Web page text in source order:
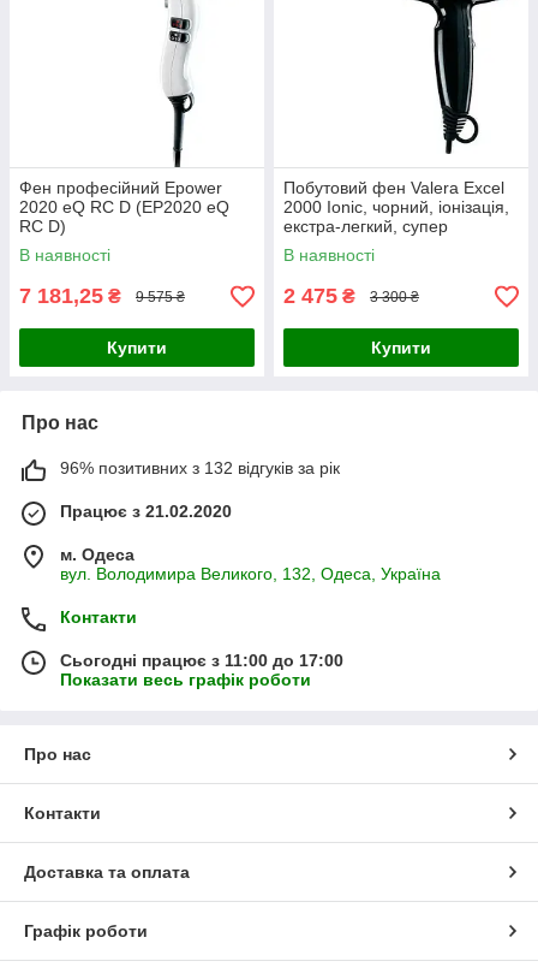
Фен професійний Epower
2020 eQ RC D (EP2020 eQ
RC D)
В наявності
7 181,25 ₴ 9 575 ₴
Купити
Побутовий фен Valera Excel
2000 Ionic, чорний, іонізація,
екстра-легкий, супер
потужний (561.08/I)
В наявності
2 475 ₴ 3 300 ₴
Купити
Про нас
96% позитивних з 132 відгуків за рік
Працює з 21.02.2020
м. Одеса
вул. Володимира Великого, 132, Одеса, Україна
Контакти
Сьогодні працює з 11:00 до 17:00
Показати весь графік роботи
Про нас
Контакти
Доставка та оплата
Графік роботи